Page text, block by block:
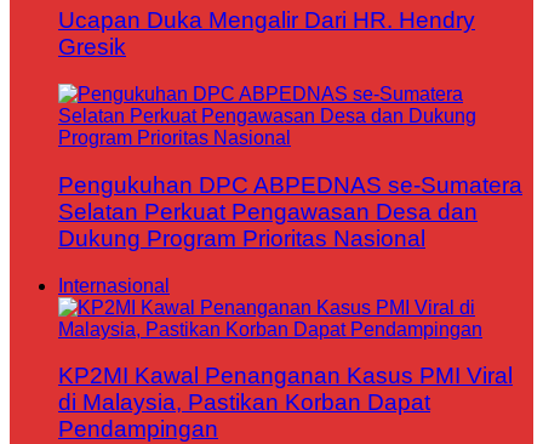
Ucapan Duka Mengalir Dari HR. Hendry
Gresik
Pengukuhan DPC ABPEDNAS se-Sumatera
Selatan Perkuat Pengawasan Desa dan
Dukung Program Prioritas Nasional
Internasional
KP2MI Kawal Penanganan Kasus PMI Viral
di Malaysia, Pastikan Korban Dapat
Pendampingan